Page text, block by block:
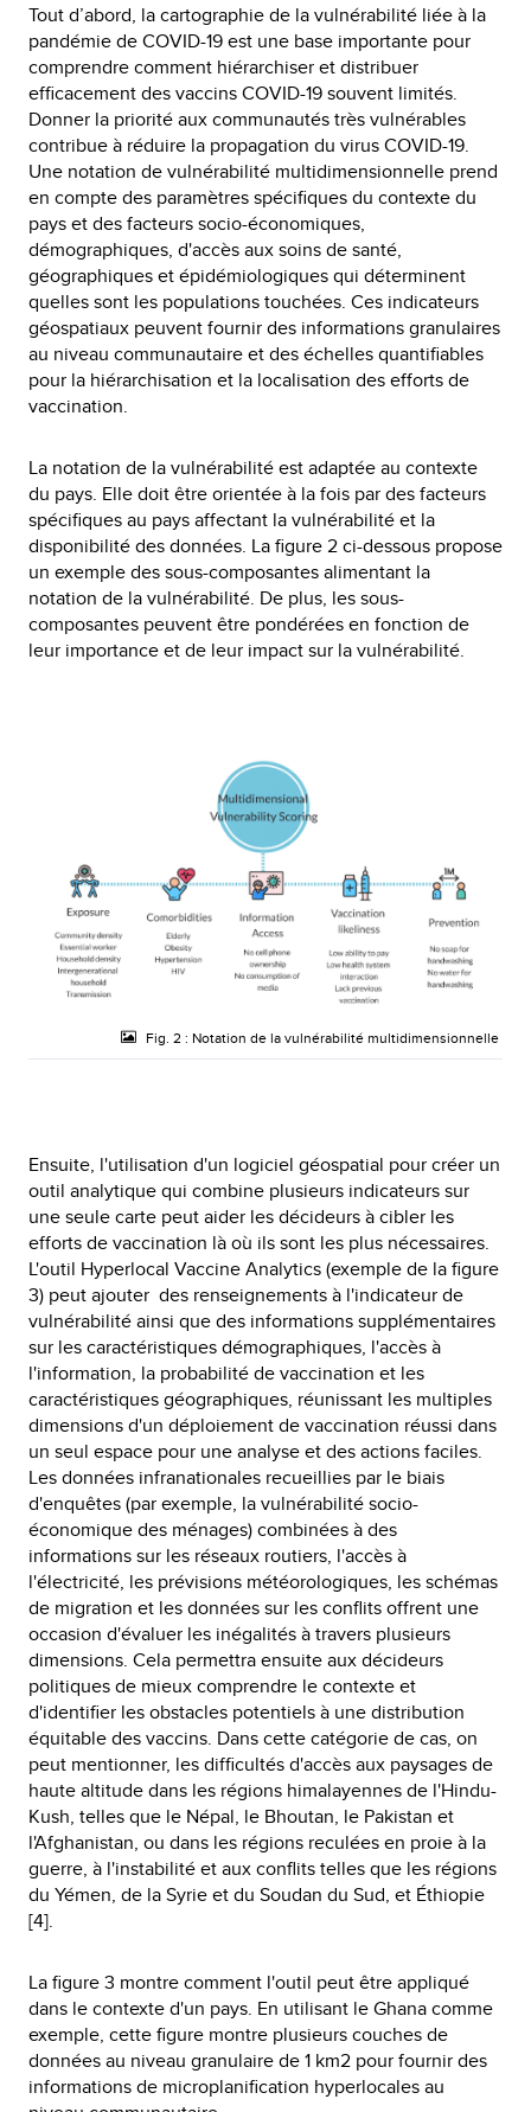
Tout d’abord, la cartographie de la vulnérabilité liée à la
pandémie de COVID-19 est une base importante pour
comprendre comment hiérarchiser et distribuer
efficacement des vaccins COVID-19 souvent limités.
Donner la priorité aux communautés très vulnérables
contribue à réduire la propagation du virus COVID-19.
Une notation de vulnérabilité multidimensionnelle prend
en compte des paramètres spécifiques du contexte du
pays et des facteurs socio-économiques,
démographiques, d'accès aux soins de santé,
géographiques et épidémiologiques qui déterminent
quelles sont les populations touchées. Ces indicateurs
géospatiaux peuvent fournir des informations granulaires
au niveau communautaire et des échelles quantifiables
pour la hiérarchisation et la localisation des efforts de
vaccination.
La notation de la vulnérabilité est adaptée au contexte
du pays. Elle doit être orientée à la fois par des facteurs
spécifiques au pays affectant la vulnérabilité et la
disponibilité des données. La figure 2 ci-dessous propose
un exemple des sous-composantes alimentant la
notation de la vulnérabilité. De plus, les sous-
composantes peuvent être pondérées en fonction de
leur importance et de leur impact sur la vulnérabilité.
Fig. 2 : Notation de la vulnérabilité multidimensionnelle
Ensuite, l'utilisation d'un logiciel géospatial pour créer un
outil analytique qui combine plusieurs indicateurs sur
une seule carte peut aider les décideurs à cibler les
efforts de vaccination là où ils sont les plus nécessaires.
L'outil Hyperlocal Vaccine Analytics (exemple de la figure
3) peut ajouter des renseignements à l'indicateur de
vulnérabilité ainsi que des informations supplémentaires
sur les caractéristiques démographiques, l'accès à
l'information, la probabilité de vaccination et les
caractéristiques géographiques, réunissant les multiples
dimensions d'un déploiement de vaccination réussi dans
un seul espace pour une analyse et des actions faciles.
Les données infranationales recueillies par le biais
d'enquêtes (par exemple, la vulnérabilité socio-
économique des ménages) combinées à des
informations sur les réseaux routiers, l'accès à
l'électricité, les prévisions météorologiques, les schémas
de migration et les données sur les conflits offrent une
occasion d'évaluer les inégalités à travers plusieurs
dimensions. Cela permettra ensuite aux décideurs
politiques de mieux comprendre le contexte et
d'identifier les obstacles potentiels à une distribution
équitable des vaccins. Dans cette catégorie de cas, on
peut mentionner, les difficultés d'accès aux paysages de
haute altitude dans les régions himalayennes de l'Hindu-
Kush, telles que le Népal, le Bhoutan, le Pakistan et
l'Afghanistan, ou dans les régions reculées en proie à la
guerre, à l'instabilité et aux conflits telles que les régions
du Yémen, de la Syrie et du Soudan du Sud, et Éthiopie
[4].
La figure 3 montre comment l'outil peut être appliqué
dans le contexte d'un pays. En utilisant le Ghana comme
exemple, cette figure montre plusieurs couches de
données au niveau granulaire de 1 km2 pour fournir des
informations de microplanification hyperlocales au